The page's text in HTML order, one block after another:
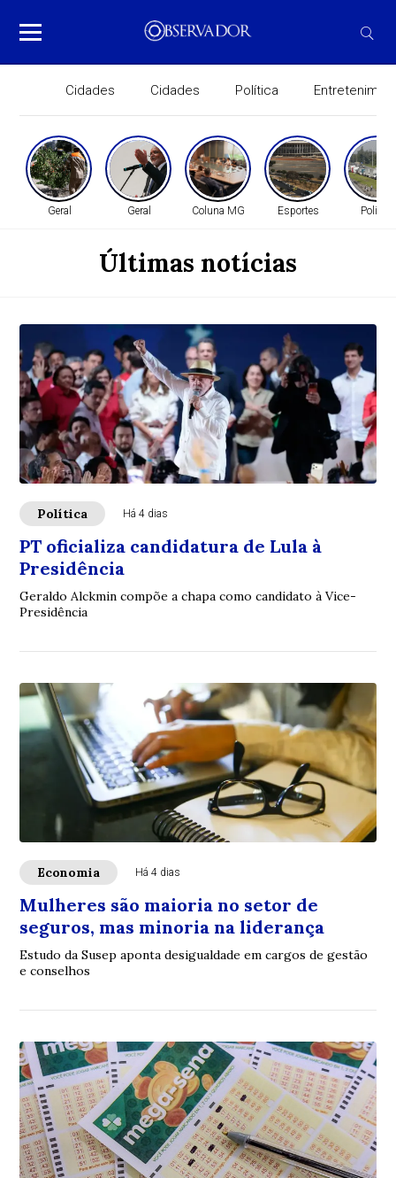
Cidades Cidades Política
Geral Geral Coluna MG Esportes Política
Últimas notícias
Política Há 4 dias
PT oficializa candidatura de Lula à
Presidência
Geraldo Alckmin compõe a chapa como candidato à Vice-
Presidência
Economia Há 4 dias
Mulheres são maioria no setor de
seguros, mas minoria na liderança
Estudo da Susep aponta desigualdade em cargos de gestão
e conselhos